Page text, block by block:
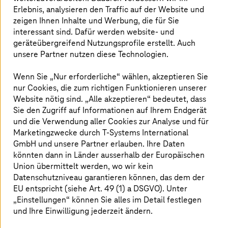
erreichen.
Die Kraft von Data Thinking freisetzen
Unser kollaborativerKI-Ansatz beiT-Systemsund
Detecon macht sich die Leistungsfähigkeit von drei
robusten Methoden zunutze:
Design Thinking als Orientierungsrahmen, der es
uns ermöglicht, datengesteuerte Lösungen und
Unternehmen aus einer nutzerorientierten,
datenbasierten und zukunftsorientierten
Perspektive zu betrachten, zu validieren und
weiterzuentwickeln. Dieser Ansatz integriert
Datenwissenschaft und fördert nutzerorientierte
Lösungen mit erheblichem Geschäftspotenzial
innerhalb funktionsübergreifender Teams.
Agile Methoden wie Sprint Review &
Erlebnis, analysieren den Traffic auf der Website und
zeigen Ihnen Inhalte und Werbung, die für Sie
interessant sind. Dafür werden website- und
geräteübergreifend Nutzungsprofile erstellt. Auch
unsere Partner nutzen diese Technologien.
Wenn Sie „Nur erforderliche“ wählen, akzeptieren Sie
nur Cookies, die zum richtigen Funktionieren unserer
Website nötig sind. „Alle akzeptieren“ bedeutet, dass
Sie den Zugriff auf Informationen auf Ihrem Endgerät
und die Verwendung aller Cookies zur Analyse und für
Marketingzwecke durchT-Systems International
GmbH und unsere Partner erlauben. Ihre Daten
könnten dann in Länder ausserhalb der Europäischen
Union übermittelt werden, wo wir kein
Datenschutzniveau garantieren können, das dem der
EU entspricht (siehe Art. 49 (1) a DSGVO). Unter
„Einstellungen“ können Sie alles im Detail festlegen
und Ihre Einwilligung jederzeit ändern.